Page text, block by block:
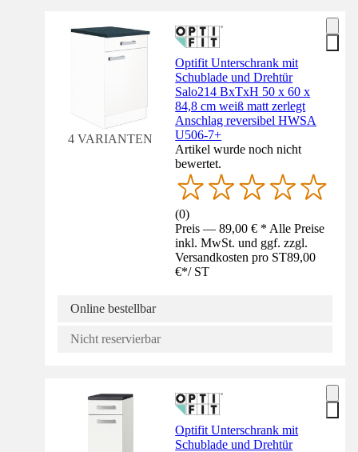
4 VARIANTEN
Optifit Unterschrank mit
Schublade und Drehtür
Salo214 BxTxH 50 x 60 x
84,8 cm weiß matt zerlegt
Anschlag reversibel HWSA
U506-7+
Artikel wurde noch nicht
bewertet.
(0)
Preis — 89,00 € * Alle Preise
inkl. MwSt. und ggf. zzgl.
Versandkosten pro ST89,00
€*/ ST
Online bestellbar
Nicht reservierbar
Optifit Unterschrank mit
Schublade und Drehtür